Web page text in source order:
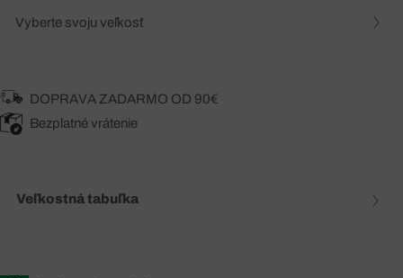
Vyberte svoju veľkosť
DOPRAVA ZADARMO OD 90€
Bezplatné vrátenie
Veľkostná tabuľka